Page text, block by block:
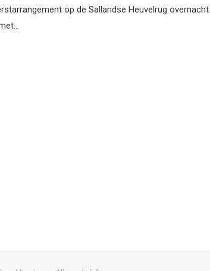
op de Sallandse Heuvelrug overnacht